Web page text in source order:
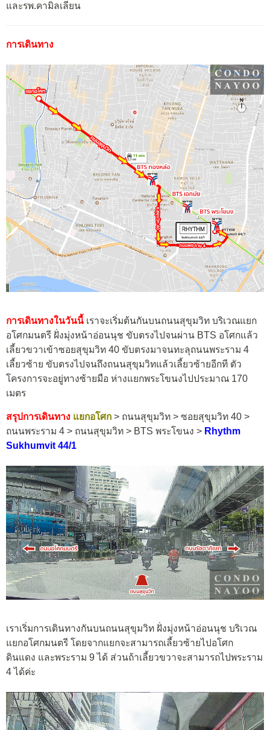
และรพ.คามิลเลียน
การเดินทาง
การเดินทางในวันนี้ เราจะเริ่มต้นกันบนถนนสุขุมวิท บริเวณแยก
อโศกมนตรี ฝั่งมุ่งหน้าอ่อนนุช ขับตรงไปจนผ่าน BTS อโศกแล้ว
เลี้ยวขวาเข้าซอยสุขุมวิท 40 ขับตรงมาจนทะลุถนนพระราม 4
เลี้ยวซ้าย ขับตรงไปจนถึงถนนสุขุมวิทแล้วเลี้ยวซ้ายอีกที ตัว
โครงการจะอยู่ทางซ้ายมือ ห่างแยกพระโขนงไปประมาณ 170
เมตร
สรุปการเดินทาง แยกอโศก > ถนนสุขุมวิท > ซอยสุขุมวิท 40 >
ถนนพระราม 4 > ถนนสุขุมวิท > BTS พระโขนง > Rhythm
Sukhumvit 44/1
เราเริ่มการเดินทางกันบนถนนสุขุมวิท ฝั่งมุ่งหน้าอ่อนนุช บริเวณ
แยกอโศกมนตรี โดยจากแยกจะสามารถเลี้ยวซ้ายไปอโศก
ดินแดง และพระราม 9 ได้ ส่วนถ้าเลี้ยวขวาจะสามารถไปพระราม
4 ได้ค่ะ